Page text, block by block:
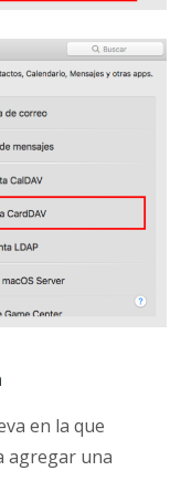
en la que
agregar una